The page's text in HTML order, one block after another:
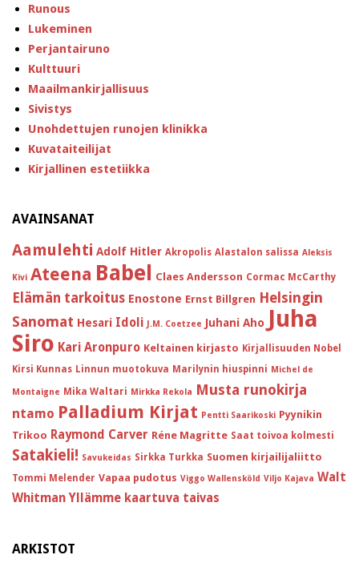
Runous
Lukeminen
Perjantairuno
Kulttuuri
Maailmankirjallisuus
Sivistys
Unohdettujen runojen klinikka
Kuvataiteilijat
Kirjallinen estetiikka
AVAINSANAT
Aamulehti Adolf Hitler Akropolis Alastalon salissa Aleksis
Kivi Ateena Babel Claes Andersson Cormac McCarthy
Elämän tarkoitus Enostone Ernst Billgren Helsingin
Sanomat Hesari Idoli J.M. Coetzee Juhani Aho Juha
Siro Kari Aronpuro Keltainen kirjasto Kirjallisuuden Nobel
Kirsi Kunnas Linnun muotokuva Marilynin hiuspinni Michel de
Montaigne Mika Waltari Mirkka Rekola Musta runokirja
ntamo Palladium Kirjat Pentti Saarikoski Pyynikin
Trikoo Raymond Carver Réne Magritte Saat toivoa kolmesti
Satakieli! Savukeidas Sirkka Turkka Suomen kirjailijaliitto
Tommi Melender Vapaa pudotus Viggo Wallensköld Viljo Kajava Walt
Whitman Yllämme kaartuva taivas
ARKISTOT